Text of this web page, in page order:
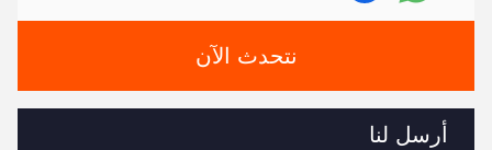
نتحدث الآن
أرسل لنا